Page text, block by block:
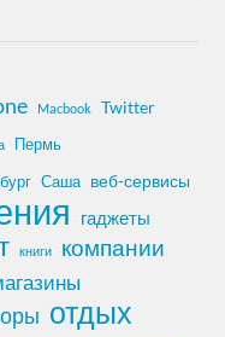
Macbook Twitter
Пермь
Саша веб-сервисы
гаджеты
книги компании
отдых